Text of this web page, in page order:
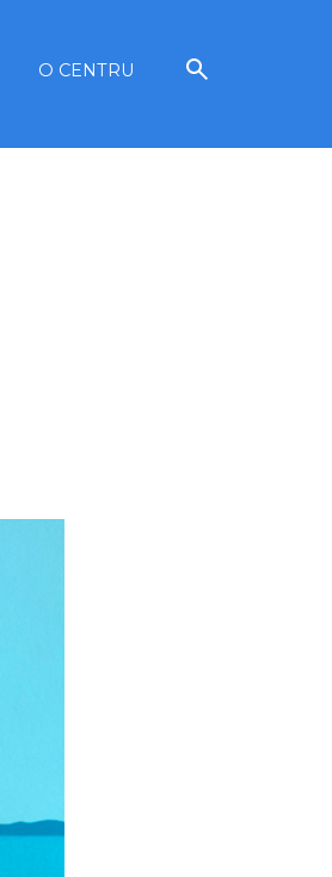
O CENTRU